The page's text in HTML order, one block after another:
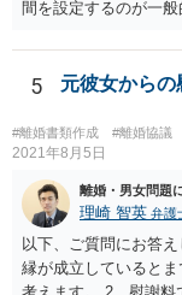
間を設定するのが一般
5 元彼女からの
#離婚書類作成 #離婚協議
2021年8月5日
離婚・男女問題
理崎 智英 弁護
以下、ご質問にお答
縁が成立していると
考えます。 2 慰謝料